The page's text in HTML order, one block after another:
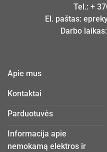
Tel.: +
El. paštas:
Darbo
Apie mus
Kontaktai
Parduotuvės
Informacija apie
nemokamą elektros ir